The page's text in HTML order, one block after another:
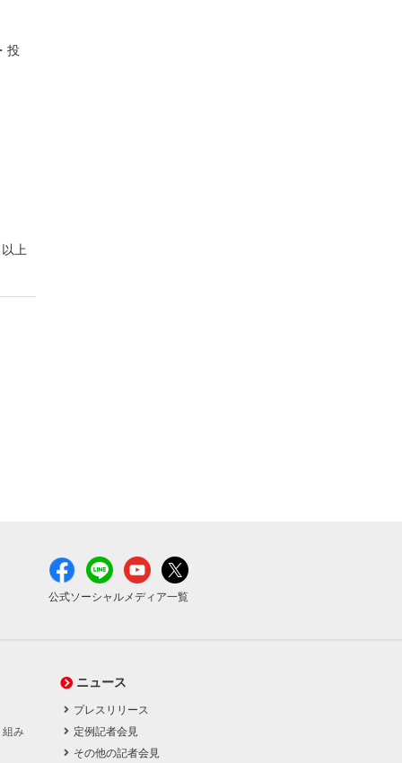
投
以上
公式ソーシャルメディア一覧
組み
ニュース
プレスリリース
定例記者会見
その他の記者会見